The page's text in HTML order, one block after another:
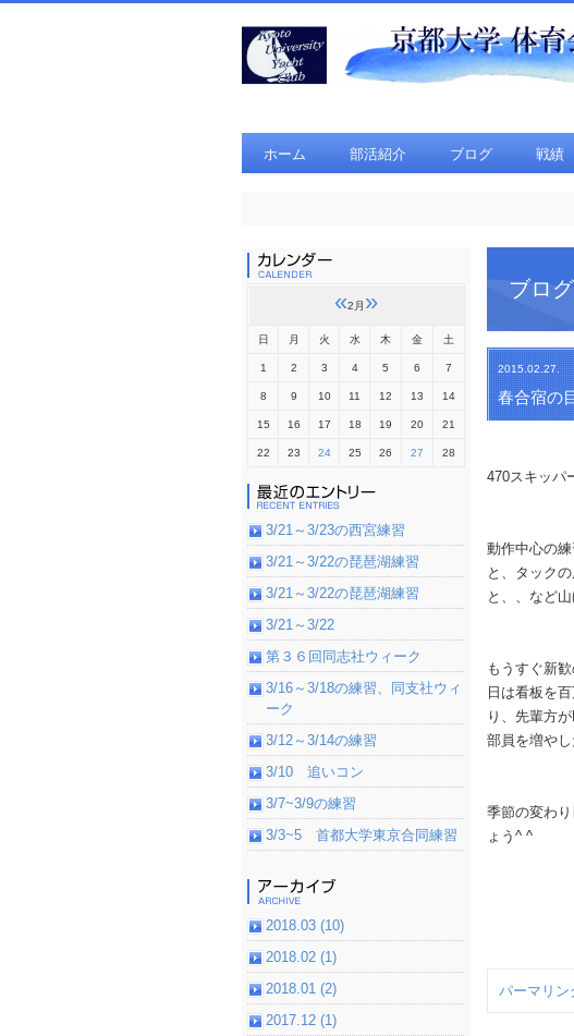
ホーム 部活紹介 ブログ 戦績
ブログ
2015.02.27.
春合宿の
470スキッパ
動作中心の
と、タック
と、、など
もうすぐ新
日は看板を
り、先輩方
部員を増や
季節の変わ
ょう^ ^
パーマリン
«2月 »
日 月 火 水 木 金 土
1 2 3 4 5 6 7
8 9 10 11 12 13 14
15 16 17 18 19 20 21
22 23 24 25 26 27 28
3/21～3/23の西宮練習
3/21～3/22の琵琶湖練習
3/21～3/22の琵琶湖練習
3/21～3/22
第３６回同志社ウィーク
3/16～3/18の練習、同支社ウィ
ーク
3/12～3/14の練習
3/10 追いコン
3/7~3/9の練習
3/3~5 首都大学東京合同練習
2018.03 (10)
2018.02 (1)
2018.01 (2)
2017.12 (1)